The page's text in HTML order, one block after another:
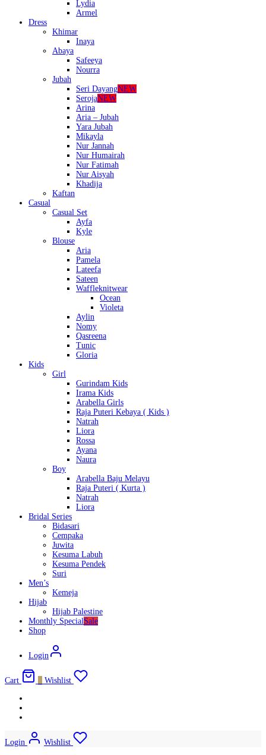
Lydia
Armel
Dress
Khimar
Inaya
Abaya
Safeeya
Nourra
Jubah
Seri DayangNEW
SerojaNEW
Arina
Aria – Jubah
Yara Jubah
Mikayla
Nur Jannah
Nur Humairah
Nur Fatimah
Nur Aisyah
Khadija
Kaftan
Casual
Casual Set
Ayfa
Kyle
Blouse
Aria
Pamela
Lateefa
Sateen
Waffleknitwear
Ocean
Violeta
Aylin
Nomy
Qasreena
Tunic
Gloria
Kids
Girl
Gurindam Kids
Irama Kids
Arabella Girls
Raja Puteri Kebaya ( Kids )
Natrah
Liora
Rossa
Ayana
Naura
Boy
Arabella Baju Melayu
Raja Puteri ( Kurta )
Natrah
Liora
Bridal Series
Bidasari
Cempaka
Juwita
Kesuma Labuh
Kesuma Pendek
Suri
Men’s
Kemeja
Hijab
Hijab Palestine
Monthly Special Sale
Shop
Login
Cart Wishlist
Login Wishlist